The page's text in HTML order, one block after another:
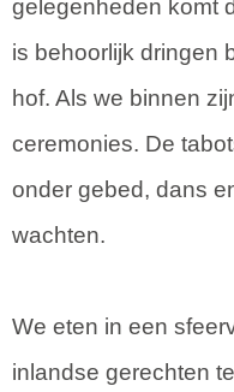
gelegenheden komt
is behoorlijk dringen
hof. Als we binnen
ceremonies. De
onder gebed, dans
wachten.
We eten in een
inlandse gerechten